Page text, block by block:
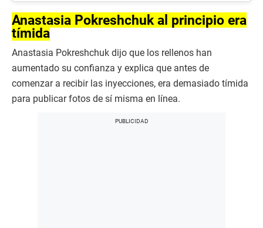
Anastasia Pokreshchuk al principio era
tímida
Anastasia Pokreshchuk dijo que los rellenos han
aumentado su confianza y explica que antes de
comenzar a recibir las inyecciones, era demasiado tímida
para publicar fotos de sí misma en línea.